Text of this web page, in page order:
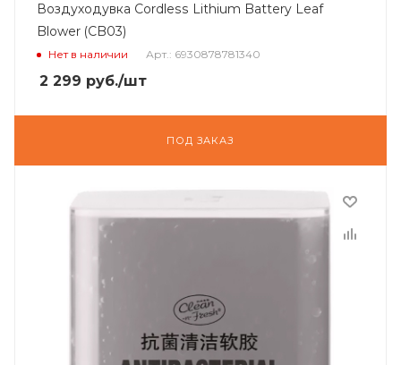
Воздуходувка Cordless Lithium Battery Leaf
Blower (CB03)
Нет в наличии Арт.: 6930878781340
2 299 руб./шт
ПОД ЗАКАЗ